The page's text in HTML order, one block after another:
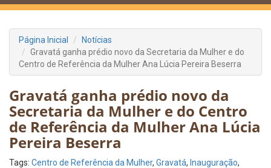
Página Inicial
Notícias
Gravatá ganha prédio novo da Secretaria da Mulher e do
Centro de Referência da Mulher Ana Lúcia Pereira Beserra
Gravatá ganha prédio novo da
Secretaria da Mulher e do Centro
de Referência da Mulher Ana Lúcia
Pereira Beserra
Tags: Centro de Referência da Mulher, Gravatá, Inauguração,